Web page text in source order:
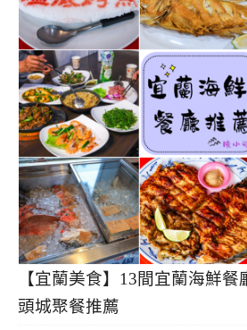
【宜蘭美食】13間宜蘭海鮮
頭城聚餐推薦